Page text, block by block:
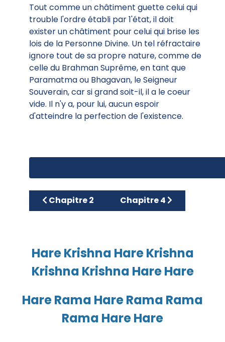
Tout comme un châtiment guette celui qui
trouble l'ordre établi par 1'état, il doit
exister un châtiment pour celui qui brise les
lois de la Personne Divine. Un tel réfractaire
ignore tout de sa propre nature, comme de
celle du Brahman Suprême, en tant que
Paramatma ou Bhagavan, le Seigneur
Souverain, car si grand soit-il, il a le coeur
vide. Il n'y a, pour lui, aucun espoir
d'atteindre la perfection de l'existence.
Article précédent : Chapitre 2
Chapitre 2 Article suivant :
Chapitre 4
Hare Krishna Hare Krishna
Krishna Krishna Hare Hare
Hare Rama Hare Rama Rama
Rama Hare Hare